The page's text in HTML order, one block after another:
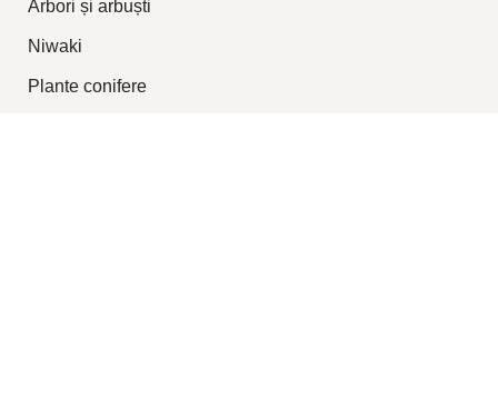
Arbori și arbuști
⁠Niwaki
Plante conifere